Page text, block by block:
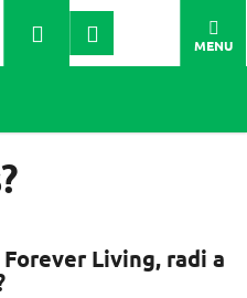
Hľadať
Nákupný
Living, radi a